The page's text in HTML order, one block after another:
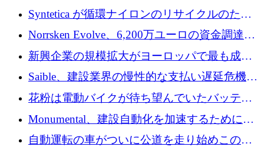
して140万ドルを確保
Syntetica が循環ナイロンのリサイクルのため
にシリーズ A で 3,000 万ドルを調達
Norrsken Evolve、6,200万ユーロの資金調達
後、アムステルダムに根を張る
新興企業の規模拡大がヨーロッパで最も成功
した創業者を生み出す、アントラー氏が発見
Saible、建設業界の慢性的な支払い遅延危機に
対処するために 290 万ポンドを調達
花粉は電動バイクが待ち望んでいたバッテリ
ー交換ネットワークを構築している
Monumental、建設自動化を加速するためにシ
リーズ B で 3,200 万ドルを確保
自動運転の車がついに公道を走り始めこの国